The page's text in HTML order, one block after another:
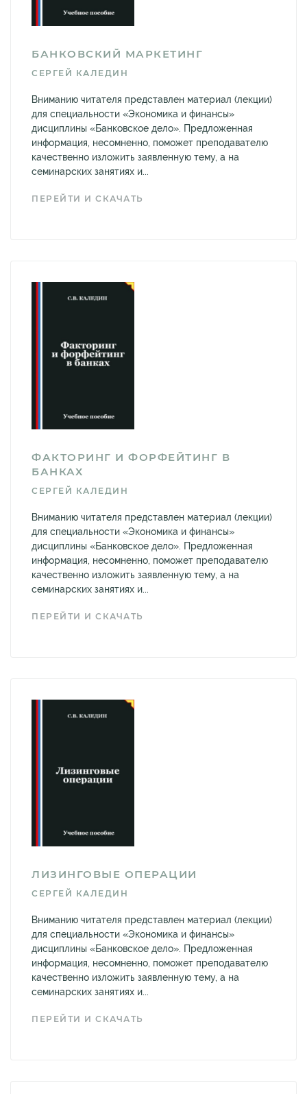
БАНКОВСКИЙ МАРКЕТИНГ
СЕРГЕЙ КАЛЕДИН
Вниманию читателя представлен материал (лекции)
для специальности «Экономика и финансы»
дисциплины «Банковское дело». Предложенная
информация, несомненно, поможет преподавателю
качественно изложить заявленную тему, а на
семинарских занятиях и...
ПЕРЕЙТИ И СКАЧАТЬ
ФАКТОРИНГ И ФОРФЕЙТИНГ В
БАНКАХ
СЕРГЕЙ КАЛЕДИН
Вниманию читателя представлен материал (лекции)
для специальности «Экономика и финансы»
дисциплины «Банковское дело». Предложенная
информация, несомненно, поможет преподавателю
качественно изложить заявленную тему, а на
семинарских занятиях и...
ПЕРЕЙТИ И СКАЧАТЬ
ЛИЗИНГОВЫЕ ОПЕРАЦИИ
СЕРГЕЙ КАЛЕДИН
Вниманию читателя представлен материал (лекции)
для специальности «Экономика и финансы»
дисциплины «Банковское дело». Предложенная
информация, несомненно, поможет преподавателю
качественно изложить заявленную тему, а на
семинарских занятиях и...
ПЕРЕЙТИ И СКАЧАТЬ